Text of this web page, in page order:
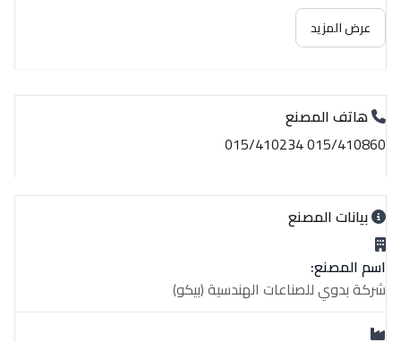
عرض المزيد
هاتف المصنع
015/410860 015/410234
بيانات المصنع
اسم المصنع:
شركة بدوي للصناعات الهندسية (بيكو)